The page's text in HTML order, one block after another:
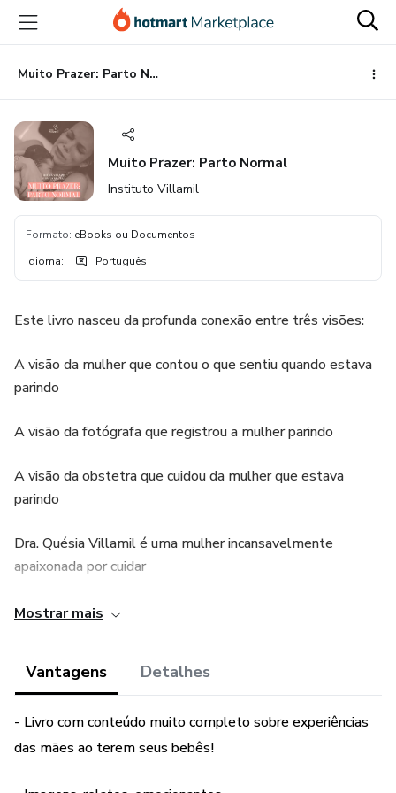
para
conteúdo
principal
para
pagamento
para
rodapé
Muito Prazer: Parto Normal
Muito Prazer: Parto Normal
Instituto Villamil
Formato: eBooks ou Documentos
Idioma: Português
Este livro nasceu da profunda conexão entre três visões:
A visão da mulher que contou o que sentiu quando estava
parindo
A visão da fotógrafa que registrou a mulher parindo
A visão da obstetra que cuidou da mulher que estava
parindo
Dra. Quésia Villamil é uma mulher incansavelmente
apaixonada por cuidar
de mulheres. E de seus desafios. E de suas maternidades.
partos.
Um dia ela conheceu Paula Beltrão. Outra mulher
apaixonada. Por registros.
Mostrar mais
Vantagens Detalhes
- Livro com conteúdo muito completo sobre experiências
das mães ao terem seus bebês!